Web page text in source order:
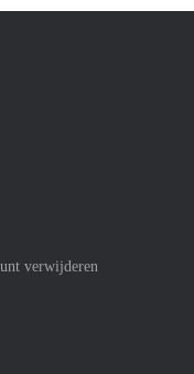
verwijderen
af met Meastro